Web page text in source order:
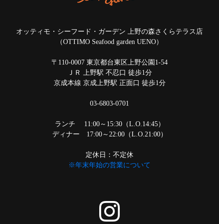
オッティモ・シーフード・ガーデン 上野の森さくらテラス店
（OTTIMO Seafood garden UENO）
〒110-0007 東京都台東区上野公園1-54
ＪＲ 上野駅 不忍口 徒歩1分
京成本線 京成上野駅 正面口 徒歩1分
03-6803-0701
ランチ 11:00～15:30（L.O.14:45）
ディナー 17:00～22:00（L.O.21:00）
定休日：不定休
※年末年始の営業について